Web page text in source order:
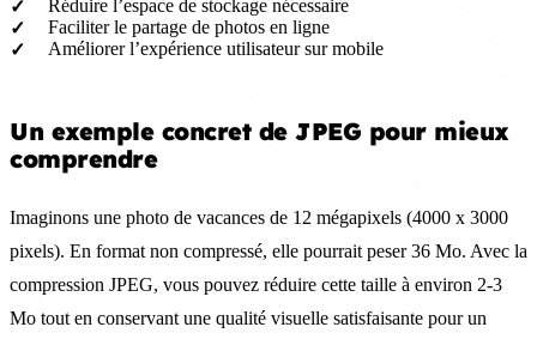
Réduire l’espace de stockage nécessaire
Faciliter le partage de photos en ligne
Améliorer l’expérience utilisateur sur mobile
Un exemple concret de JPEG pour mieux
comprendre
Imaginons une photo de vacances de 12 mégapixels (4000 x 3000
pixels). En format non compressé, elle pourrait peser 36 Mo. Avec la
compression JPEG, vous pouvez réduire cette taille à environ 2-3
Mo tout en conservant une qualité visuelle satisfaisante pour un